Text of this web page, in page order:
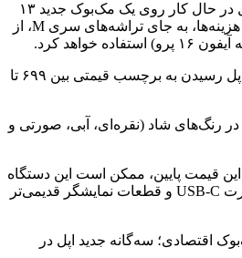
طبق گزارش تحلیلگران، اپل در حال کار روی یک مک‌بوک جدید ۱۳
اینچی است که برای کاهش هزینه‌ها، به جای تراشه‌های سری M، از
قیمت وسوسه‌کننده: هدف اپل رسیدن به برچسب قیمتی بین ۶۹۹ تا
در رنگ‌های شاد (نقره‌ای، آبی، صورتی و
قیمت پایین، ممکن است این دستگاه
تنها با ۸ گیگابایت رم، یک پورت USB-C و قطعات نمایشگر قدیمی‌تر